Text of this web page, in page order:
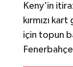
Keny'in
kırmızı
için topun